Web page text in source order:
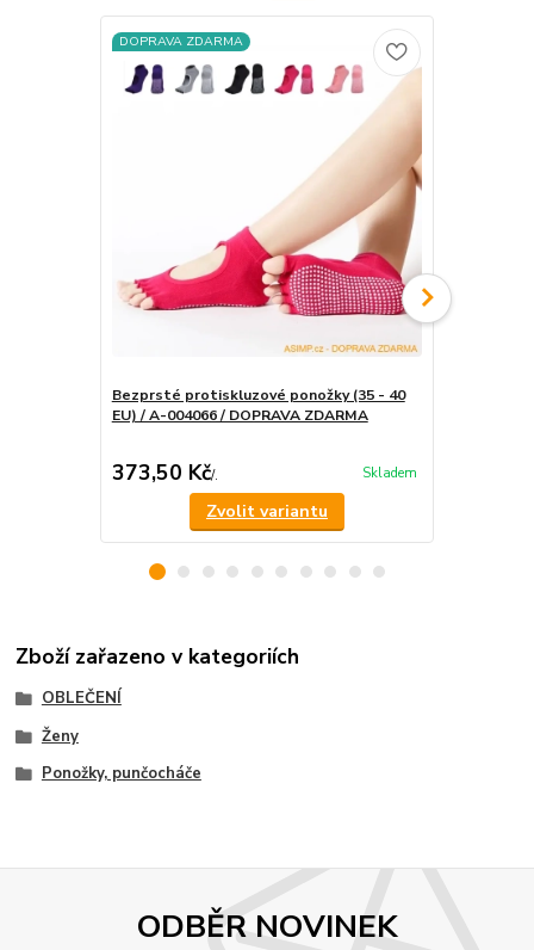
DOPRAVA ZDARMA
Bezprsté protiskluzové ponožky (35 - 40
EU) / A-004066 / DOPRAVA ZDARMA
373,50 Kč/. Skladem
Zvolit variantu
Zboží zařazeno v kategoriích
OBLEČENÍ
Ženy
Ponožky, punčocháče
ODBĚR NOVINEK